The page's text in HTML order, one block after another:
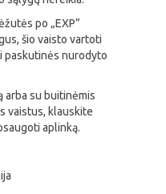
po „EXP”
šio vaisto vartoti
paskutinės nurodyto
arba su buitinėmis
vaistus, klauskite
aplinką.